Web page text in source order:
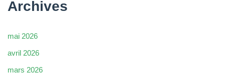
Archives
mai 2026
avril 2026
mars 2026